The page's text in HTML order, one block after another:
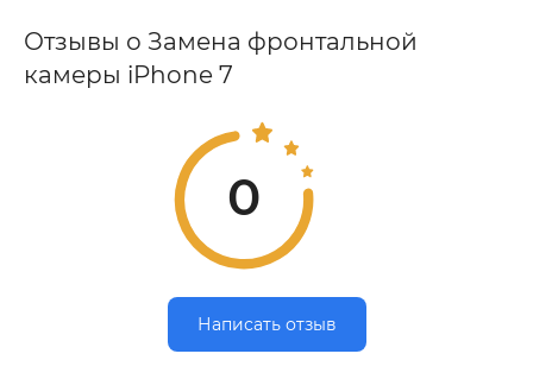
Отзывы о Замена фронтальной
камеры iPhone 7
0
Написать отзыв